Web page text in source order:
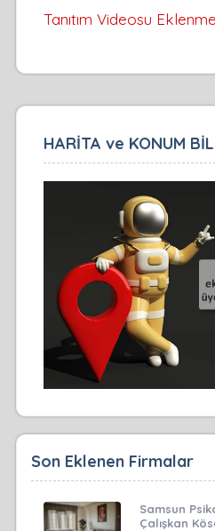
Tanıtım Videosu
HARİTA ve KONUM
Son Eklenen Firmalar
Samsun
Çalışkan